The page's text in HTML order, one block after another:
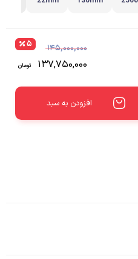
۱۴۵,۰۰۰,۰۰۰
۱۳۷,۷۵۰,۰۰۰ تومان
۵
افزودن به سبد